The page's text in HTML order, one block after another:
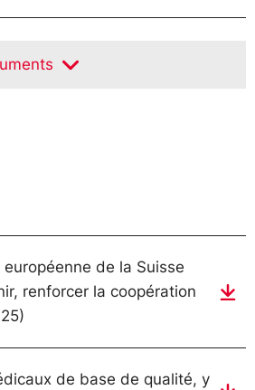
de la Suisse
renforcer la coopération
de base de qualité, y